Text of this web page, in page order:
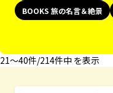
BOOKS 旅の名言＆絶景
21〜40件/214件中 を表示